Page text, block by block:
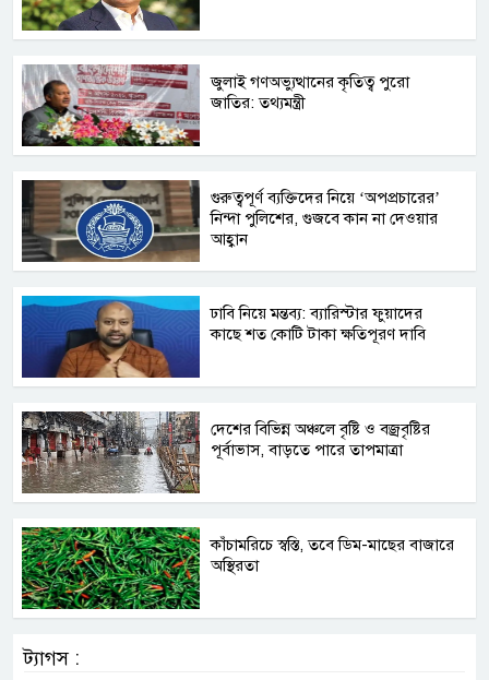
জুলাই গণঅভ্যুত্থানের কৃতিত্ব পুরো
জাতির: তথ্যমন্ত্রী
গুরুত্বপূর্ণ ব্যক্তিদের নিয়ে ‘অপপ্রচারের’
নিন্দা পুলিশের, গুজবে কান না দেওয়ার
আহ্বান
ঢাবি নিয়ে মন্তব্য: ব্যারিস্টার ফুয়াদের
কাছে শত কোটি টাকা ক্ষতিপূরণ দাবি
দেশের বিভিন্ন অঞ্চলে বৃষ্টি ও বজ্রবৃষ্টির
পূর্বাভাস, বাড়তে পারে তাপমাত্রা
কাঁচামরিচে স্বস্তি, তবে ডিম-মাছের বাজারে
অস্থিরতা
ট্যাগস :